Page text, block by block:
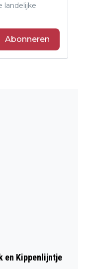
landelijke
Abonneren
EDE
en Kippenlijntje